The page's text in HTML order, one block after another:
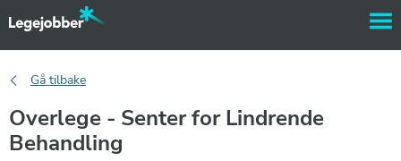
Gå tilbake
Overlege - Senter for Lindrende
Behandling